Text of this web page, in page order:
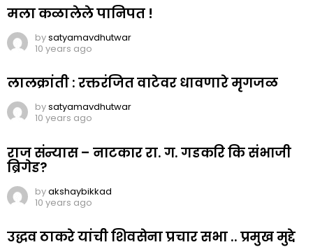
मला कळालेले पानिपत !
bysatyamavdhutwar
10 years ago
लालक्रांती : रक्तरंजित वाटेवर धावणारे मृगजळ
bysatyamavdhutwar
10 years ago
राज संन्यास – नाटकार रा. ग. गडकरि कि संभाजी
ब्रिगेड?
byakshaybikkad
10 years ago
उद्धव ठाकरे यांची शिवसेना प्रचार सभा .. प्रमुख मुद्दे